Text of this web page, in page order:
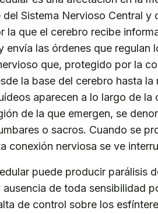
Sistema Nervioso Central y
la que el cerebro recibe
envía las órdenes que regulan
que, protegido por la
la base del cerebro hasta la
aparecen a lo largo de la
de la que emergen, se
o sacros. Cuando se
conexión nerviosa se ve
puede producir parálisis
de toda sensibilidad
de control sobre los